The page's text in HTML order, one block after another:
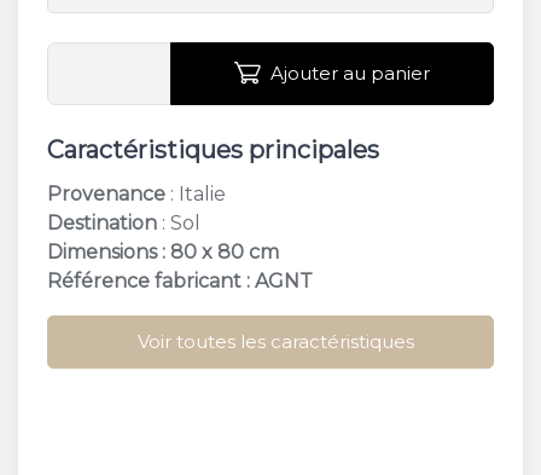
Ajouter au panier
Caractéristiques principales
Provenance : Italie
Destination : Sol
Dimensions : 80 x 80 cm
Référence fabricant : AGNT
Voir toutes les caractéristiques